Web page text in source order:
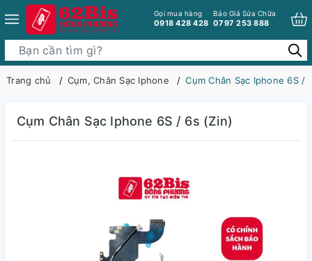
Gọi mua hàng
0918 428 428
Báo Giá Sửa Chữa
0797 253 888
Trang chủ Cụm, Chân Sạc Iphone Cụm Chân Sạc Iphone 6S /
Cụm Chân Sạc Iphone 6S / 6s (Zin)